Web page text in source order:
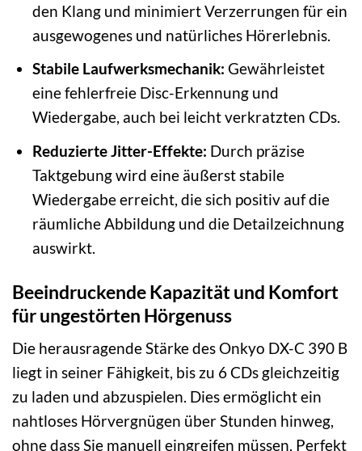
den Klang und minimiert Verzerrungen für ein
ausgewogenes und natürliches Hörerlebnis.
Stabile Laufwerksmechanik: Gewährleistet
eine fehlerfreie Disc-Erkennung und
Wiedergabe, auch bei leicht verkratzten CDs.
Reduzierte Jitter-Effekte: Durch präzise
Taktgebung wird eine äußerst stabile
Wiedergabe erreicht, die sich positiv auf die
räumliche Abbildung und die Detailzeichnung
auswirkt.
Beeindruckende Kapazität und Komfort
für ungestörten Hörgenuss
Die herausragende Stärke des Onkyo DX-C 390 B
liegt in seiner Fähigkeit, bis zu 6 CDs gleichzeitig
zu laden und abzuspielen. Dies ermöglicht ein
nahtloses Hörvergnügen über Stunden hinweg,
ohne dass Sie manuell eingreifen müssen. Perfekt